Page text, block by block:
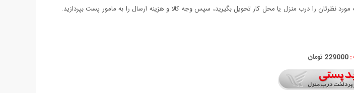
نظرتان را درب منزل یا محل کار تحویل بگیرید، سپس وجه کالا و هزینه ارسال را به مامور پست بپردازید.
:229000 تومان